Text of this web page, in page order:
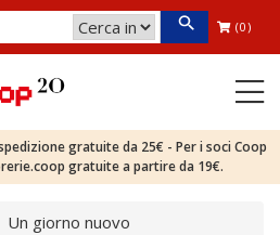
(0)
gratuite da 25€ - Per i soci Coop
gratuite a partire da 19€.
Un giorno nuovo